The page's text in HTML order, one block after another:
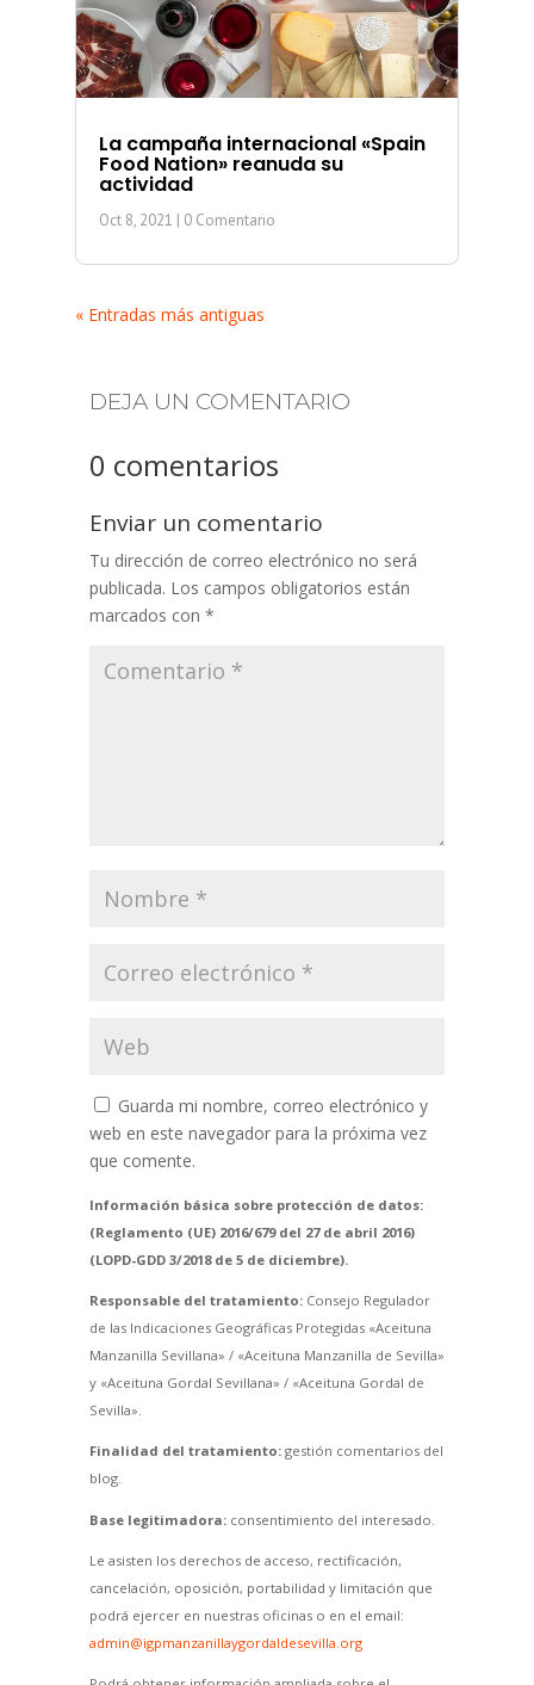
La campaña internacional «Spain
Food Nation» reanuda su
actividad
Oct 8, 2021 | 0 Comentario
« Entradas más antiguas
DEJA UN COMENTARIO
0 comentarios
Enviar un comentario
Tu dirección de correo electrónico no será
publicada. Los campos obligatorios están
marcados con *
Guarda mi nombre, correo electrónico y
web en este navegador para la próxima vez
que comente.
Información básica sobre protección de datos:
(Reglamento (UE) 2016/679 del 27 de abril 2016)
(LOPD-GDD 3/2018 de 5 de diciembre).
Responsable del tratamiento:Consejo Regulador
de las Indicaciones Geográficas Protegidas «Aceituna
Manzanilla Sevillana» / «Aceituna Manzanilla de Sevilla»
y «Aceituna Gordal Sevillana» / «Aceituna Gordal de
Sevilla».
Finalidad del tratamiento:gestión comentarios del
blog.
Base legitimadora:consentimiento del interesado.
Le asisten los derechos de acceso, rectificación,
cancelación, oposición, portabilidad y limitación que
podrá ejercer en nuestras oficinas o en el email:
admin@igpmanzanillaygordaldesevilla.org